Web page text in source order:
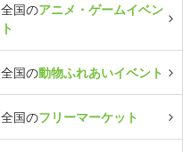
全国のアニメ・ゲームイベン
ト
全国の動物ふれあいイベント
全国のフリーマーケット